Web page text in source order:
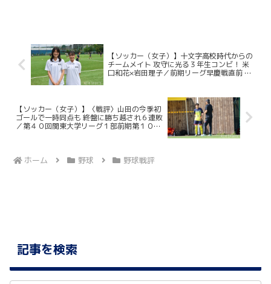
【ソッカー（女子）】十文字高校時代からの
チームメイト 攻守に光る３年生コンビ！ 米
口和花×岩田理子／前期リーグ早慶戦直前 対
【ソッカー（女子）】〈戦評〉山田の今季初
ゴールで一時同点も 終盤に勝ち越され６連敗
／第４０回関東大学リーグ１部前期第１０
ホーム 野球 野球戦評
記事を検索